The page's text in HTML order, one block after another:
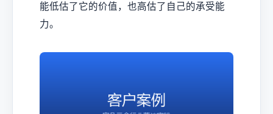
能低估了它的价值，也高估了自己的承受能
力。